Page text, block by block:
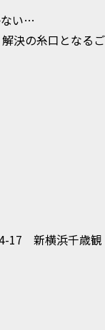
ない…
決の糸口となるご
17 新横浜千歳観